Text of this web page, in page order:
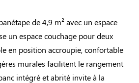
de 4,9 m² avec un espace
un espace couchage pour deux
en position accroupie, confortable
murales facilitent le rangement
intégré et abrité invite à la